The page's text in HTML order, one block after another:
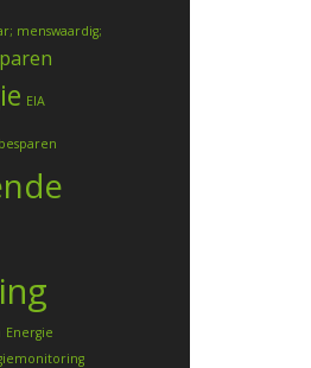
menswaardig;
EIA
Energie